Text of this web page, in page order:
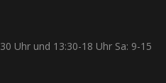
Uhr und 13:30-18 Uhr Sa: 9-15